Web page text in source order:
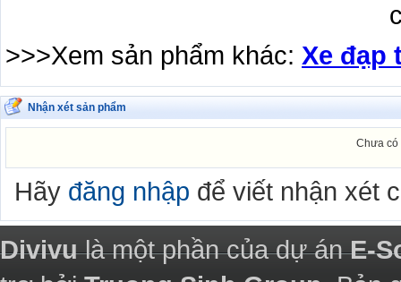
>>>Xem sản phẩm khác: Xe đạp
Nhận xét sản phẩm
Chưa có
Hãy đăng nhập để viết nhận xét
Divivulà một phần của dự ánE-